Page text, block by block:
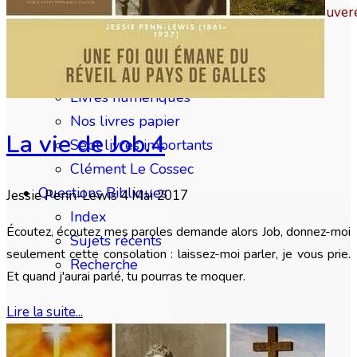
bonne voie ; marchez-y, et vous
Multimédia
Audios et Vidéos
Livres numériques
Nos livres papier
Sept livres importants
Clément Le Cossec
Questions Bibliques
Index
Sujets récents
Recherche
La vie de Job.4
Jessie Penn-Lewis4 Mai 2017
Écoutez, écoutez mes paroles demande alors Job, donnez-moi
seulement cette consolation : laissez-moi parler, je vous prie.
Et quand j'aurai parlé, tu pourras te moquer.
Lire la suite...